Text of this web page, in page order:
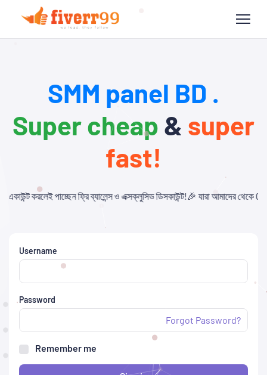
SMM panel BD .
Super cheap & super
fast!
ও এক্সক্লুসিভ ডিসকাউন্ট!🎉 যারা আমাদের থেকে Child Panel নিবেন এবং
Username
Password
Forgot Password?
Remember me